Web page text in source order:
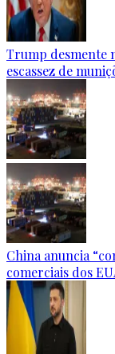
Trump desmente
escassez de
China anuncia
comerciais dos